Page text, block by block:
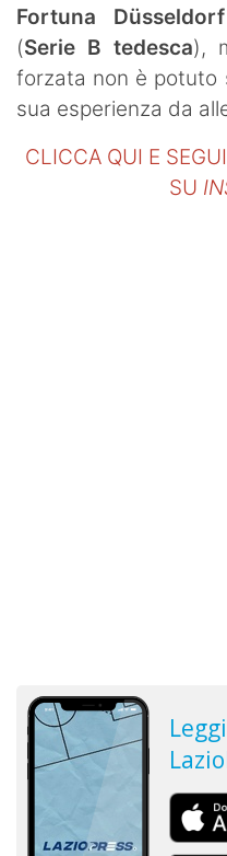
Fortuna Düsseldorf
(Serie B tedesca),
forzata non è potuto
sua esperienza da
CLICCA QUI E SEGUI
SU